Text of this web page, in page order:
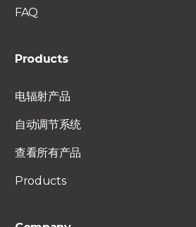
FAQ
Products
电辐射产品
自动调节系统
查看所有产品
Products